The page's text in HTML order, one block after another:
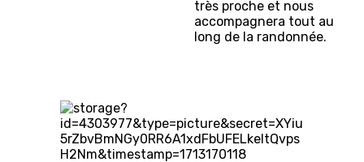
très proche et nous
accompagnera tout au
long de la randonnée.